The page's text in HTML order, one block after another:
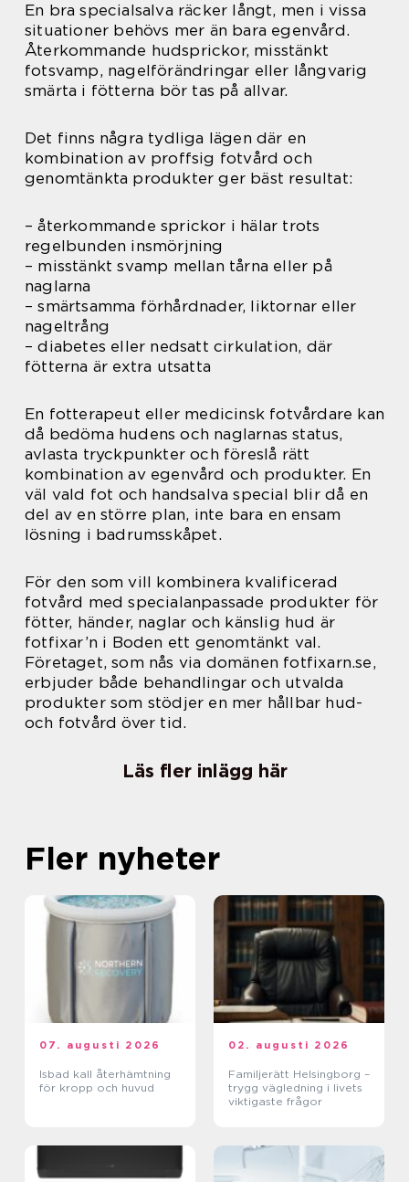
En bra specialsalva räcker långt, men i vissa
situationer behövs mer än bara egenvård.
Återkommande hudsprickor, misstänkt
fotsvamp, nagelförändringar eller långvarig
smärta i fötterna bör tas på allvar.
Det finns några tydliga lägen där en
kombination av proffsig fotvård och
genomtänkta produkter ger bäst resultat:
– återkommande sprickor i hälar trots
regelbunden insmörjning
– misstänkt svamp mellan tårna eller på
naglarna
– smärtsamma förhårdnader, liktornar eller
nageltrång
– diabetes eller nedsatt cirkulation, där
fötterna är extra utsatta
En fotterapeut eller medicinsk fotvårdare kan
då bedöma hudens och naglarnas status,
avlasta tryckpunkter och föreslå rätt
kombination av egenvård och produkter. En
väl vald fot och handsalva special blir då en
del av en större plan, inte bara en ensam
lösning i badrumsskåpet.
För den som vill kombinera kvalificerad
fotvård med specialanpassade produkter för
fötter, händer, naglar och känslig hud är
fotfixar’n i Boden ett genomtänkt val.
Företaget, som nås via domänen fotfixarn.se,
erbjuder både behandlingar och utvalda
produkter som stödjer en mer hållbar hud-
och fotvård över tid.
Läs fler inlägg här
Fler nyheter
07. augusti 2026
Isbad kall återhämtning
för kropp och huvud
02. augusti 2026
Familjerätt Helsingborg –
trygg vägledning i livets
viktigaste frågor